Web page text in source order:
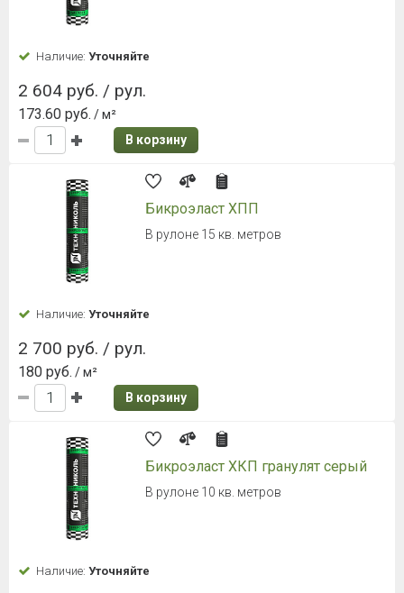
Наличие: Уточняйте
2 604 руб. / рул.
173.60 руб. / м²
В корзину
Бикроэласт ХПП
В рулоне 15 кв. метров
Наличие: Уточняйте
2 700 руб. / рул.
180 руб. / м²
В корзину
Бикроэласт ХКП гранулят серый
В рулоне 10 кв. метров
Наличие: Уточняйте